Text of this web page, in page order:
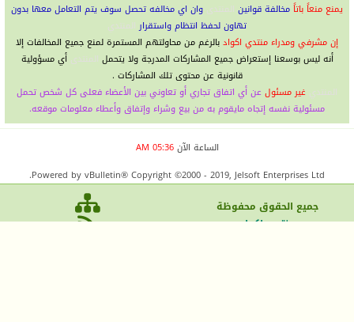
يمنع منعاً باتاًمخالفة قوانين المنتدى وان اي مخالفه تحصل سوف يتم التعامل معها بدون
تهاون لحفظ انتظام واستقرارالمنتدي
إن مشرفي ومدراء منتدي اكوادبالرغم من محاولتهم المستمرة لمنع جميع المخالفات إلا
أنه ليس بوسعنا إستعراض جميع المشاركات المدرجة ولا يتحمل المنتدى أي مسؤولية
قانونية عن محتوى تلك المشاركات .
المنتدي غير مسئولعن أي اتفاق تجاري أو تعاوني بين الأعضاء فعلى كل شخص تحمل
مسئولية نفسه إتجاه مايقوم به من بيع وشراء وإتفاق وأعطاء معلومات موقعه.
الساعة الآن05:36 AM
Powered by vBulletin® Copyright ©2000 - 2019, Jelsoft Enterprises Ltd.
جميع الحقوق محفوظة
منتدي اكواد